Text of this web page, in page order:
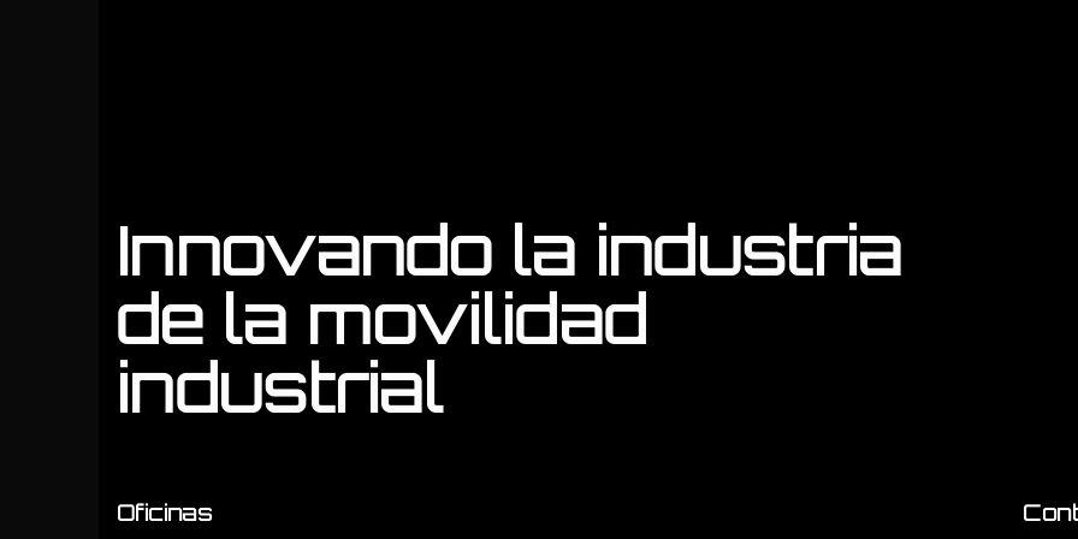
Innovando la industria
de la movilidad
industrial
Oficinas